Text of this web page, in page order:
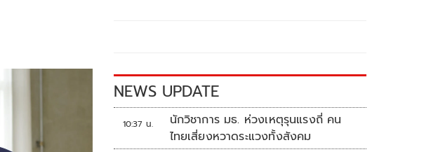
NEWS UPDATE
10:37 น.
นักวิชาการ มธ. ห่วงเหตุรุนแรงถี่ คน
ไทยเสี่ยงหวาดระแวงทั้งสังคม